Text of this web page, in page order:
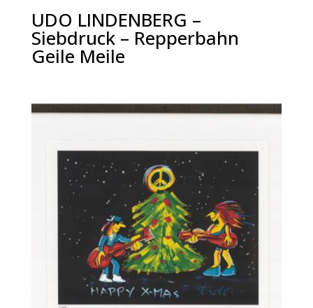
UDO LINDENBERG –
Siebdruck – Repperbahn
Geile Meile